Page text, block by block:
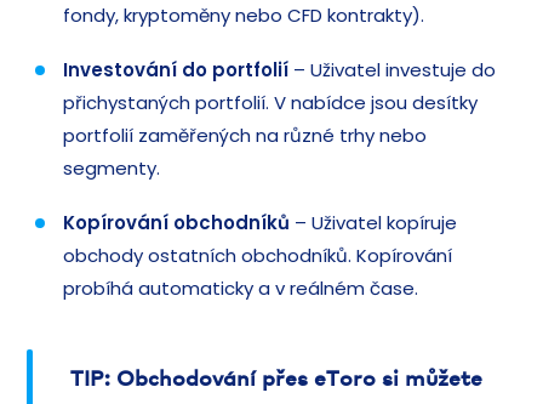
fondy, kryptoměny nebo CFD kontrakty).
Investování do portfolií – Uživatel investuje do
přichystaných portfolií. V nabídce jsou desítky
portfolií zaměřených na různé trhy nebo
segmenty.
Kopírování obchodníků – Uživatel kopíruje
obchody ostatních obchodníků. Kopírování
probíhá automaticky a v reálném čase.
TIP: Obchodování přes eToro si můžete